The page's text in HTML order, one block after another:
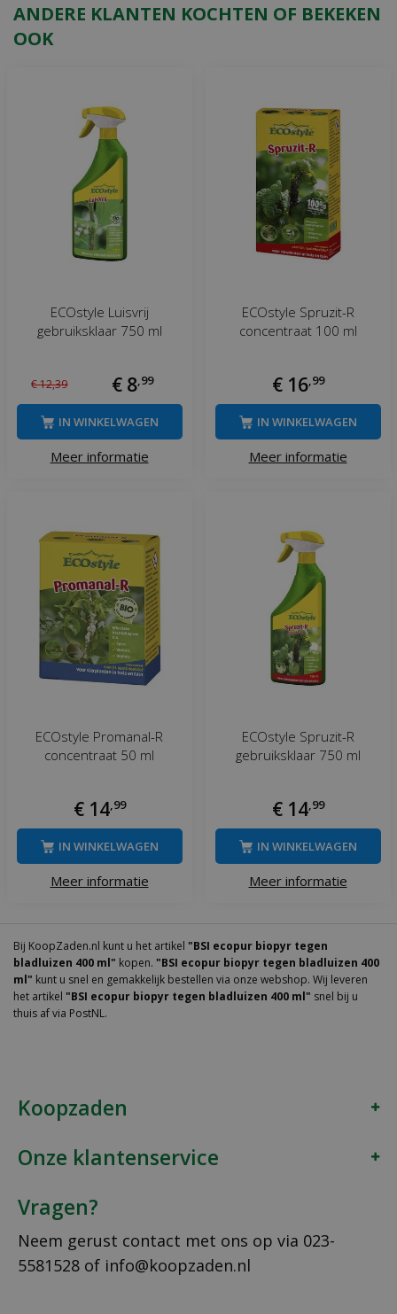
ANDERE KLANTEN KOCHTEN OF BEKEKEN
OOK
ECOstyle Luisvrij
gebruiksklaar 750 ml
€12,39 € 8,99
Meer informatie
IN WINKELWAGEN
ECOstyle Spruzit-R
concentraat 100 ml
€ 16,99
Meer informatie
IN WINKELWAGEN
ECOstyle Promanal-R
concentraat 50 ml
€ 14,99
Meer informatie
IN WINKELWAGEN
ECOstyle Spruzit-R
gebruiksklaar 750 ml
€ 14,99
Meer informatie
IN WINKELWAGEN
Bij KoopZaden.nl kunt u het artikel "BSI ecopur biopyr tegen
bladluizen 400 ml" kopen. "BSI ecopur biopyr tegen bladluizen 400
ml" kunt u snel en gemakkelijk bestellen via onze webshop. Wij leveren
het artikel "BSI ecopur biopyr tegen bladluizen 400 ml" snel bij u
thuis af via PostNL.
Koopzaden
Onze klantenservice
Vragen?
Neem gerust contact met ons op via 023-
5581528 of info@koopzaden.nl